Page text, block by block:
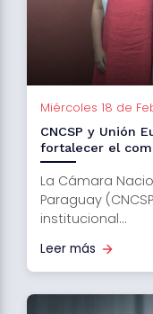
Miércoles 18 de
CNCSP y Unión
fortalecer el
La Cámara
Paraguay
institucional...
Leer más